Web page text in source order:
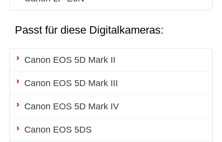
Passt für diese Digitalkameras:
Canon EOS 5D Mark II
Canon EOS 5D Mark III
Canon EOS 5D Mark IV
Canon EOS 5DS